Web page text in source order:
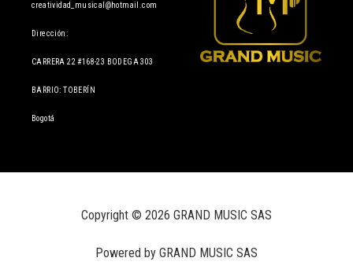
creatividad_musical@hotmail.com
Dirección:
CARRERA 22 #168-23 BODEGA 303
BARRIO: TOBERÍN
Bogotá
Copyright © 2026 GRAND MUSIC SAS
Powered by GRAND MUSIC SAS